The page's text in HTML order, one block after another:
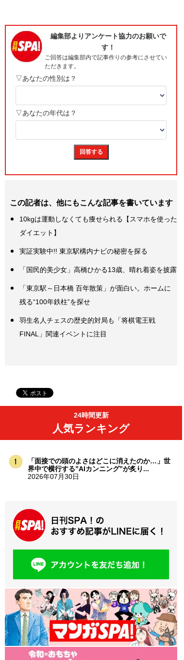
この記者は、他にもこんな記事を書いています
10kgは運動しなくても痩せられる【スマホを使った
ダイエット】
実証実験中!! 東京駅構内ナビの秘密を探る
「国民的美少女」高橋ひかる13歳、晴れ着姿を披露
「東京駅～日本橋 百年散策」が面白い。ホームに
残る“100年鉄柱”を探せ
羽生名人チェスの歴史的対局も「将棋電王戦
FINAL」関連イベントに注目
24時間更新
人気ランキング
「面接での頭のよさはどこに消えたのか…」世
界中で横行する”AIカンニング”が炙り...
2026年07月30日